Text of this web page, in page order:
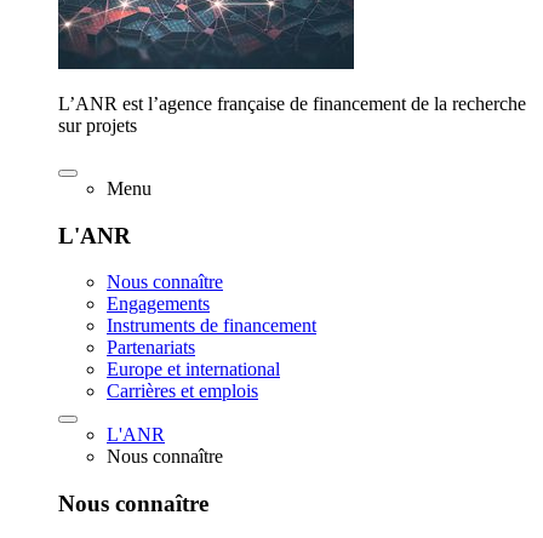
L’ANR est l’agence française de financement de la recherche
sur projets
Menu
L'ANR
Nous connaître
Engagements
Instruments de financement
Partenariats
Europe et international
Carrières et emplois
L'ANR
Nous connaître
Nous connaître